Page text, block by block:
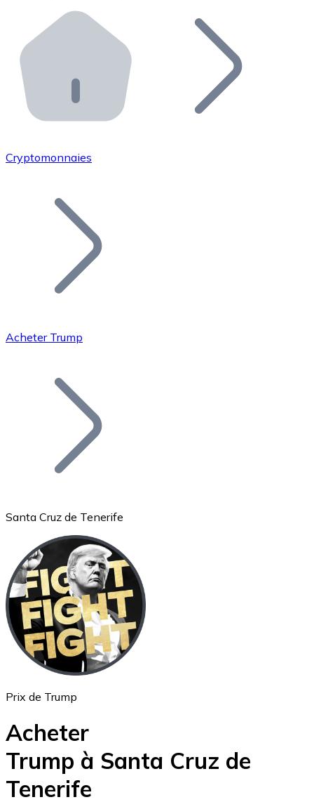
Distributeurs automatiques Bitnovo
Intégrez un ATM Bitnovo dans votre entreprise et
API Bitnovo
Intégrez notre API dans votre écosystème.
Rejoignez notre réseau de distributeurs et
Ajoutez le token de votre projet à notre service
Bitcoin
Ethereum
ETH
USD Coin
Cryptomonnaies
Acheter Trump
Santa Cruz de Tenerife
Prix de Trump
Acheter
Trump à Santa Cruz de
Tenerife